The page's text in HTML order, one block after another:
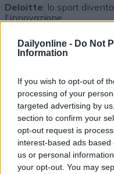
Dailyonline - Do Not
Information
If you wish to opt-out of
processing of your
targeted advertising by
section to confirm your
opt-out request is
interest-based ads
us or personal
your opt-out. You may
Deloitte: lo sport
l'innovazione
Altri podcast
PUNTATA